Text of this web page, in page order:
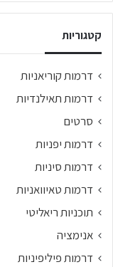
קטגוריות
דרמות קוריאניות
דרמות תאילנדיות
סרטים
דרמות יפניות
דרמות סיניות
דרמות טאיוואניות
תוכניות ריאליטי
אנימציה
דרמות פיליפיניות